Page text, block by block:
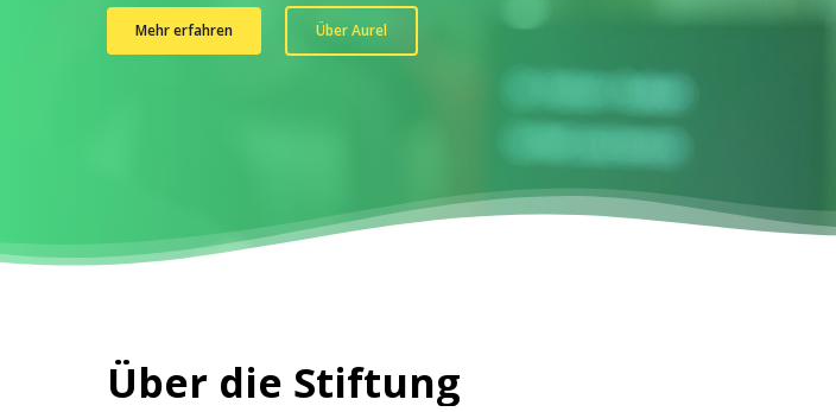
Mehr erfahren Über Aurel
Über die Stiftung